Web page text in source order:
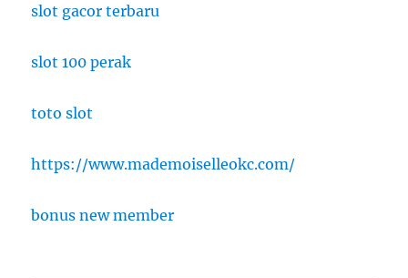
slot gacor terbaru
slot 100 perak
toto slot
https://www.mademoiselleokc.com/
bonus new member